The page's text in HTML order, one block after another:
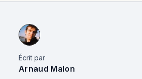
Écrit par
Arnaud Malon